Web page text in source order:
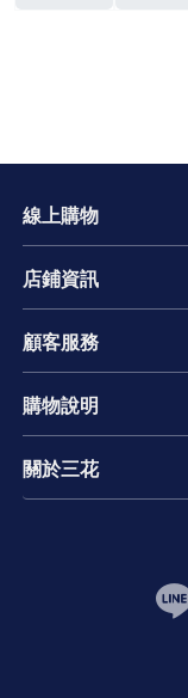
線上購物
店鋪資訊
顧客服務
購物說明
關於三花